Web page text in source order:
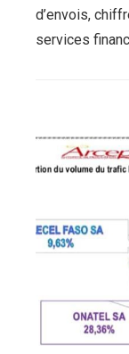
d’envois,
services